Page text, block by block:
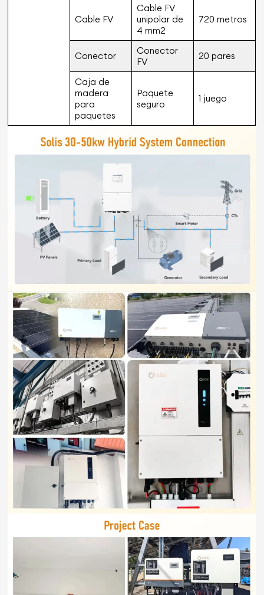
Cable FV
Cable FV
unipolar de
4 mm2
720 metros
Conector
Conector
FV
20 pares
Caja de
madera
para
paquetes
Paquete
seguro
1 juego